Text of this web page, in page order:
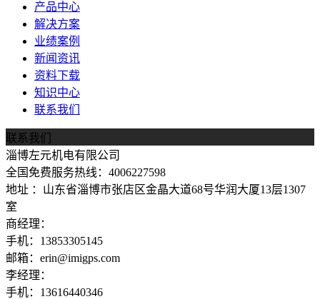
产品中心
解决方案
业绩案例
新闻资讯
资料下载
知识中心
联系我们
联系我们
淄博左元机电有限公司
全国免费服务热线：4006227598
地址 ：山东省淄博市张店区金晶大道68号华润大厦13层1307
室
商经理：
手机：13853305145
邮箱：erin@imigps.com
李经理：
手机：13616440346